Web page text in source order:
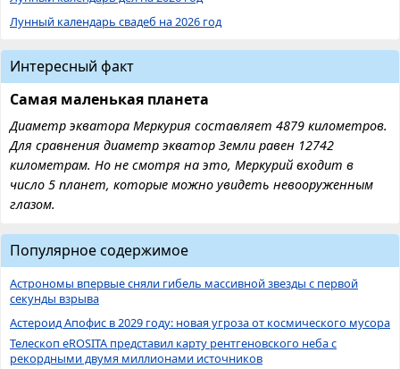
Лунный календарь свадеб на 2026 год
Интересный факт
Самая маленькая планета
Диаметр экватора Меркурия составляет 4879 километров.
Для сравнения диаметр экватор Земли равен 12742
километрам. Но не смотря на это, Меркурий входит в
число 5 планет, которые можно увидеть невооруженным
глазом.
Популярное содержимое
Астрономы впервые сняли гибель массивной звезды с первой
секунды взрыва
Астероид Апофис в 2029 году: новая угроза от космического мусора
Телескоп eROSITA представил карту рентгеновского неба с
рекордными двумя миллионами источников